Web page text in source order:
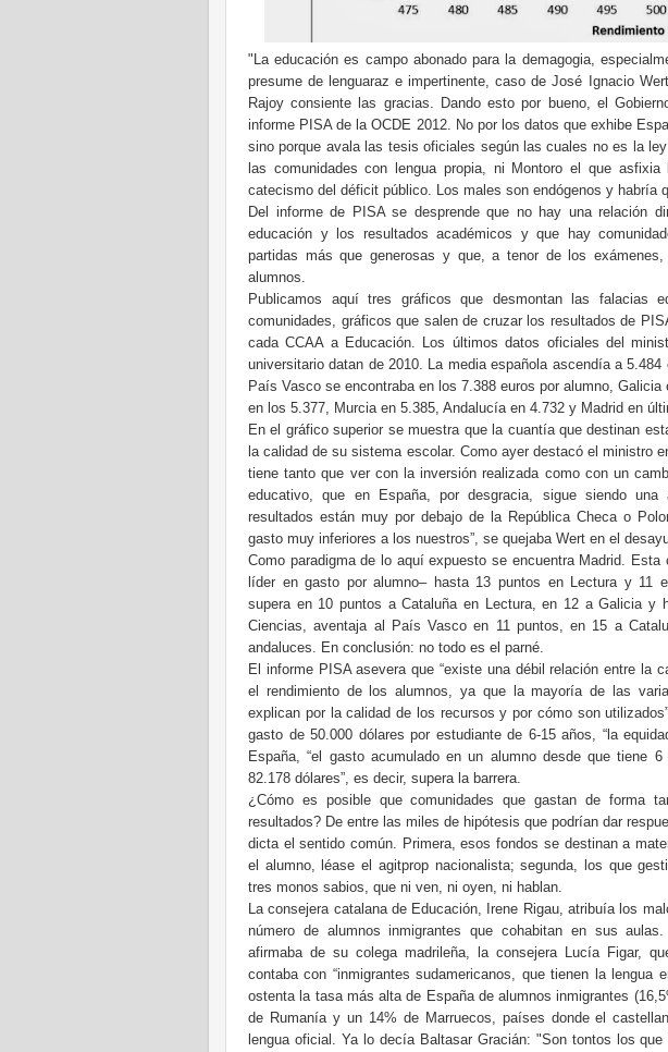
"La educación es campo abonado para la demagogia,
presume de lenguaraz e impertinente, caso de José Ignacio
Rajoy consiente las gracias. Dando esto por bueno, el
informe PISA de la OCDE 2012. No por los datos que exhibe
sino porque avala las tesis oficiales según las cuales no es la
las comunidades con lengua propia, ni Montoro el que
catecismo del déficit público. Los males son endógenos y habría
Del informe de PISA se desprende que no hay una relación
educación y los resultados académicos y que hay
partidas más que generosas y que, a tenor de los
alumnos.
Publicamos aquí tres gráficos que desmontan las falacias
comunidades, gráficos que salen de cruzar los resultados de
cada CCAA a Educación. Los últimos datos oficiales del
universitario datan de 2010. La media española ascendía a
País Vasco se encontraba en los 7.388 euros por alumno,
en los 5.377, Murcia en 5.385, Andalucía en 4.732 y Madrid en
En el gráfico superior se muestra que la cuantía que destinan
la calidad de su sistema escolar. Como ayer destacó el ministro
tiene tanto que ver con la inversión realizada como con un
educativo, que en España, por desgracia, sigue siendo una
resultados están muy por debajo de la República Checa o
gasto muy inferiores a los nuestros”, se quejaba Wert en el
Como paradigma de lo aquí expuesto se encuentra Madrid.
líder en gasto por alumno– hasta 13 puntos en Lectura y 11
supera en 10 puntos a Cataluña en Lectura, en 12 a Galicia y
Ciencias, aventaja al País Vasco en 11 puntos, en 15 a
andaluces. En conclusión: no todo es el parné.
El informe PISA asevera que “existe una débil relación entre la
el rendimiento de los alumnos, ya que la mayoría de las
explican por la calidad de los recursos y por cómo son
gasto de 50.000 dólares por estudiante de 6-15 años, “la
España, “el gasto acumulado en un alumno desde que tiene
82.178 dólares”, es decir, supera la barrera.
¿Cómo es posible que comunidades que gastan de forma
resultados? De entre las miles de hipótesis que podrían dar
dicta el sentido común. Primera, esos fondos se destinan a
el alumno, léase el agitprop nacionalista; segunda, los que
tres monos sabios, que ni ven, ni oyen, ni hablan.
La consejera catalana de Educación, Irene Rigau, atribuía los
número de alumnos inmigrantes que cohabitan en sus
afirmaba de su colega madrileña, la consejera Lucía Figar,
contaba con “inmigrantes sudamericanos, que tienen la lengua
ostenta la tasa más alta de España de alumnos inmigrantes
de Rumanía y un 14% de Marruecos, países donde el
lengua oficial. Ya lo decía Baltasar Gracián: "Son tontos los